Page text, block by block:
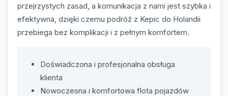
przejrzystych zasad, a komunikacja z nami jest szybka i
efektywna, dzięki czemu podróż z Kepic do Holandii
przebiega bez komplikacji i z pełnym komfortem.
Doświadczona i profesjonalna obsługa
klienta
Nowoczesna i komfortowa flota pojazdów